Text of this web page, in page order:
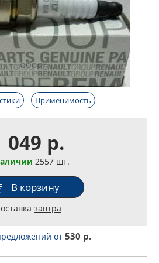
Применимость
049 р.
2557 шт.
В корзину
завтра
от 530 р.